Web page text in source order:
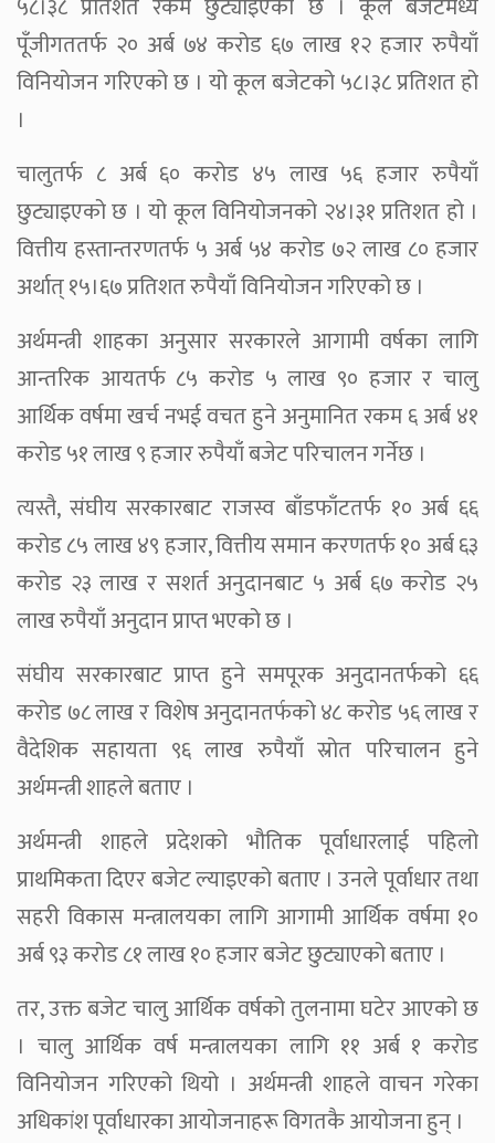
५८।३८ प्रतिशत रकम छुट्याइएको छ । कूल बजेटमध्ये
पूँजीगततर्फ २० अर्ब ७४ करोड ६७ लाख १२ हजार रुपैयाँ
विनियोजन गरिएको छ । यो कूल बजेटको ५८।३८ प्रतिशत हो
।
चालुतर्फ ८ अर्ब ६० करोड ४५ लाख ५६ हजार रुपैयाँ
छुट्याइएको छ । यो कूल विनियोजनको २४।३१ प्रतिशत हो ।
वित्तीय हस्तान्तरणतर्फ ५ अर्ब ५४ करोड ७२ लाख ८० हजार
अर्थात् १५।६७ प्रतिशत रुपैयाँ विनियोजन गरिएको छ ।
अर्थमन्त्री शाहका अनुसार सरकारले आगामी वर्षका लागि
आन्तरिक आयतर्फ ८५ करोड ५ लाख ९० हजार र चालु
आर्थिक वर्षमा खर्च नभई वचत हुने अनुमानित रकम ६ अर्ब ४१
करोड ५१ लाख ९ हजार रुपैयाँ बजेट परिचालन गर्नेछ ।
त्यस्तै, संघीय सरकारबाट राजस्व बाँडफाँटतर्फ १० अर्ब ६६
करोड ८५ लाख ४९ हजार, वित्तीय समान करणतर्फ १० अर्ब ६३
करोड २३ लाख र सशर्त अनुदानबाट ५ अर्ब ६७ करोड २५
लाख रुपैयाँ अनुदान प्राप्त भएको छ ।
संघीय सरकारबाट प्राप्त हुने समपूरक अनुदानतर्फको ६६
करोड ७८ लाख र विशेष अनुदानतर्फको ४८ करोड ५६ लाख र
वैदेशिक सहायता ९६ लाख रुपैयाँ स्रोत परिचालन हुने
अर्थमन्त्री शाहले बताए ।
अर्थमन्त्री शाहले प्रदेशको भौतिक पूर्वाधारलाई पहिलो
प्राथमिकता दिएर बजेट ल्याइएको बताए । उनले पूर्वाधार तथा
सहरी विकास मन्त्रालयका लागि आगामी आर्थिक वर्षमा १०
अर्ब ९३ करोड ८१ लाख १० हजार बजेट छुट्याएको बताए ।
तर, उक्त बजेट चालु आर्थिक वर्षको तुलनामा घटेर आएको छ
। चालु आर्थिक वर्ष मन्त्रालयका लागि ११ अर्ब १ करोड
विनियोजन गरिएको थियो । अर्थमन्त्री शाहले वाचन गरेका
अधिकांश पूर्वाधारका आयोजनाहरू विगतकै आयोजना हुन् ।